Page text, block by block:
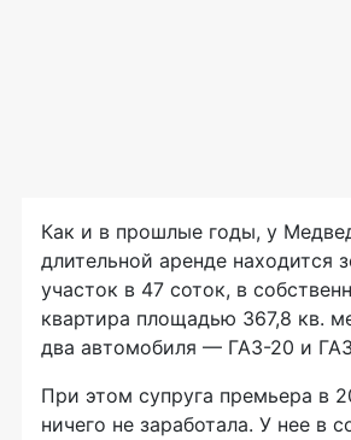
Как и в прошлые годы, у
длительной аренде находится
участок в 47 соток, в
квартира площадью 367,8 кв.
два автомобиля — ГАЗ-20 и
При этом супруга премьера в
ничего не заработала. У нее в